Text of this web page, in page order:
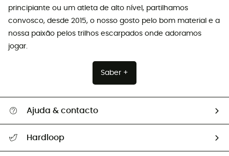
principiante ou um atleta de alto nível, partilhamos
convosco, desde 2015, o nosso gosto pelo bom material e a
nossa paixão pelos trilhos escarpados onde adoramos
jogar.
Saber +
Ajuda & contacto
Hardloop